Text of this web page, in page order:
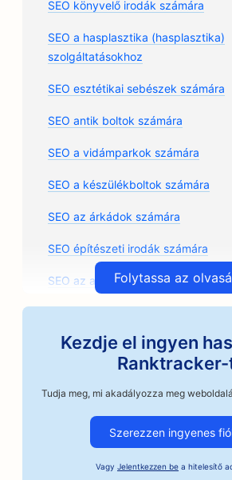
SEO könyvelő irodák számára
SEO a hasplasztika (hasplasztika)
szolgáltatásokhoz
SEO esztétikai sebészek számára
SEO antik boltok számára
SEO a vidámparkok számára
SEO a készülékboltok számára
SEO az árkádok számára
SEO építészeti irodák számára
SEO az autószerelő műhelyek
SEO a művészeti osztályok
SEO az óvadéki szolgáltatások
SEO az autóipari vállalkozások
Folytassa az
Kezdje el ingyen
Tudja meg, mi akadályozza meg
Szerezzen ingyenes
Vagy Jelentkezzen be a hitelesítő